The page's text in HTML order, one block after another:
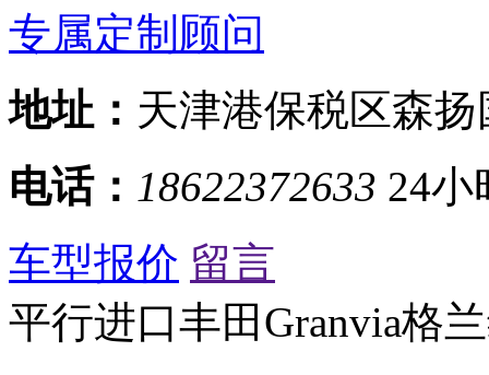
专属定制顾问
地址： 天津港保税区森
电话： 18622372633 24小
车型报价 留言
平行进口丰田Granvia格